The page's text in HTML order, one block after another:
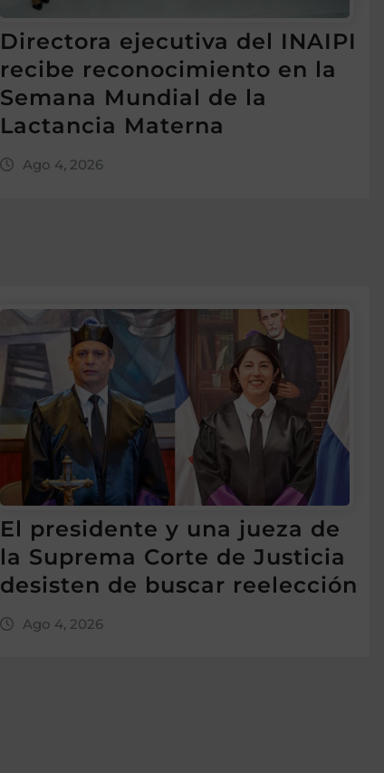
Directora ejecutiva del INAIPI
recibe reconocimiento en la
Semana Mundial de la
Lactancia Materna
Ago 4, 2026
El presidente y una jueza de
la Suprema Corte de Justicia
desisten de buscar reelección
Ago 4, 2026